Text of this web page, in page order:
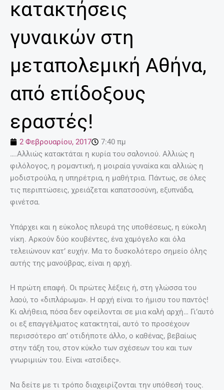
κατακτήσεις
γυναικών στη
μεταπολεμική Αθήνα,
από επίδοξους
εραστές!
2 Φεβρουαρίου, 2017
7:40 πμ
….Αλλιώς κατακτάται η κυρία του σαλονιού. Αλλιώς η
φιλόλογος, η ρομαντική, η μοιραία γυναίκα και αλλιώς η
μοδιστρούλα, η υπηρέτρια, η μαθήτρια. Πάντως, σε όλες
τις περιπτώσεις, χρειάζεται καπατσοσύνη, εξυπνάδα,
φινέτσα.
Υπάρχει και η εύκολος πλευρά της υποθέσεως, η εύκολη
νίκη. Αρκούν δύο κουβέντες, ένα χαμόγελο και όλα
τελειώνουν κατ’ ευχήν. Μα το δυσκολότερο σημείο όλης
αυτής της μανούβρας, είναι η αρχή.
Η πρώτη επαφή. Οι πρώτες λέξεις ή, στη γλώσσα του
λαού, το «διπλάρωμα». Η αρχή είναι το ήμισυ του παντός!
Κι αλήθεια, πόσα δεν οφείλονται σε μια καλή αρχή… Γι’αυτό
οι εξ επαγγέλματος κατακτηταί, αυτό το προσέχουν
περισσότερο απ’ οτιδήποτε άλλο, ο καθένας, βεβαίως
στην τάξη του, στον κύκλο των σχέσεων του και των
γνωριμιών του. Είναι «ατσίδες».
Να δείτε με τι τρόπο διαχειρίζονται την υπόθεσή τους.